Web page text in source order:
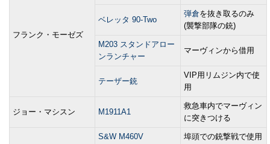
フランク・モーゼズ
ベレッタ 90-Two
弾倉を抜き取るのみ
(襲撃部隊の銃)
M203 スタンドアロー
ンランチャー
マーヴィンから借用
テーザー銃
VIP用リムジン内で使
用
ジョー・マシスン M1911A1
救急車内でマーヴィン
に突きつける
S&W M460V 埠頭での銃撃戦で使用